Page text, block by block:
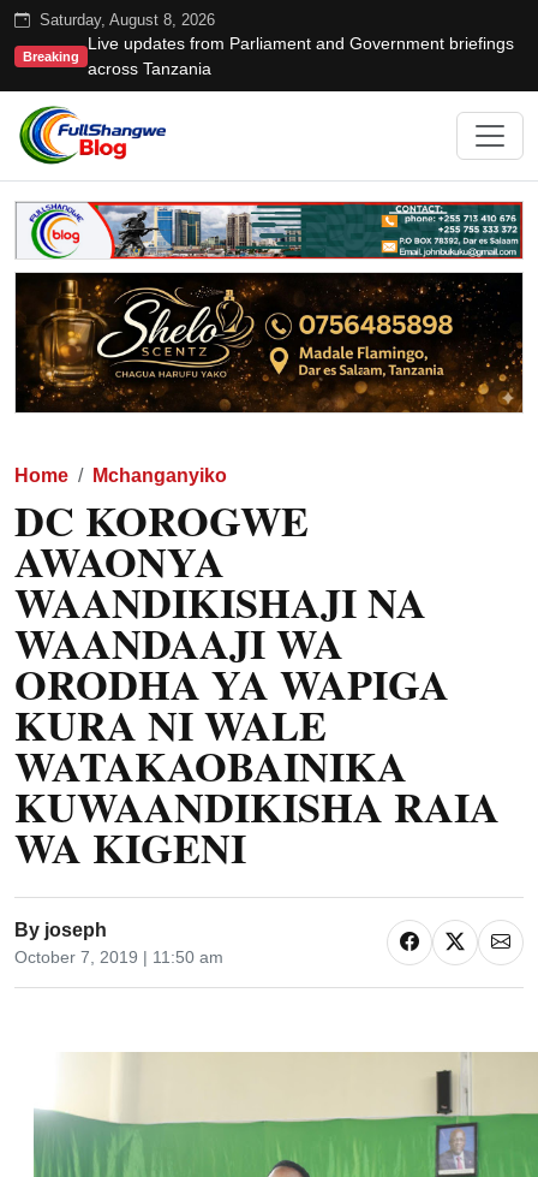
Saturday, August 8, 2026
Breaking
Live updates from Parliament and Government briefings
across Tanzania
Home Mchanganyiko
DC KOROGWE
AWAONYA
WAANDIKISHAJI NA
WAANDAAJI WA
ORODHA YA WAPIGA
KURA NI WALE
WATAKAOBAINIKA
KUWAANDIKISHA RAIA
WA KIGENI
By joseph
October 7, 2019 | 11:50 am